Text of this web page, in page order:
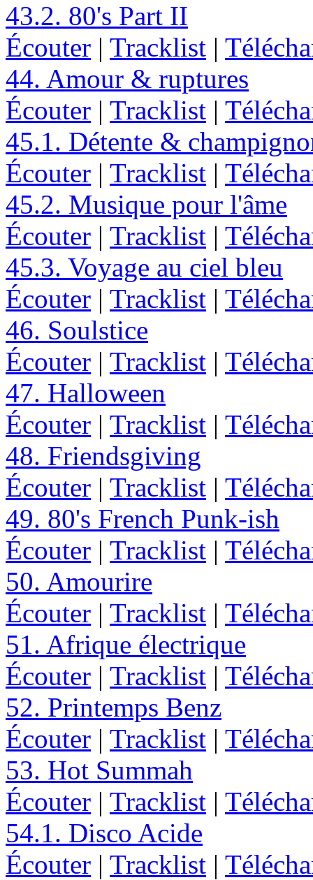
43.2. 80's Part II
Écouter | Tracklist |
44. Amour & ruptures
Écouter | Tracklist |
45.1. Détente &
Écouter | Tracklist |
45.2. Musique pour l'âme
Écouter | Tracklist |
45.3. Voyage au ciel bleu
Écouter | Tracklist |
46. Soulstice
Écouter | Tracklist |
47. Halloween
Écouter | Tracklist |
48. Friendsgiving
Écouter | Tracklist |
49. 80's French Punk-ish
Écouter | Tracklist |
50. Amourire
Écouter | Tracklist |
51. Afrique électrique
Écouter | Tracklist |
52. Printemps Benz
Écouter | Tracklist |
53. Hot Summah
Écouter | Tracklist |
54.1. Disco Acide
Écouter | Tracklist |